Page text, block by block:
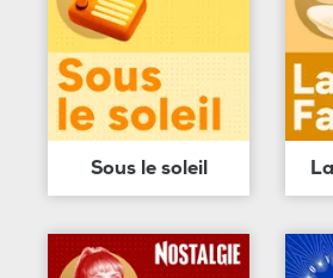
Sous le soleil